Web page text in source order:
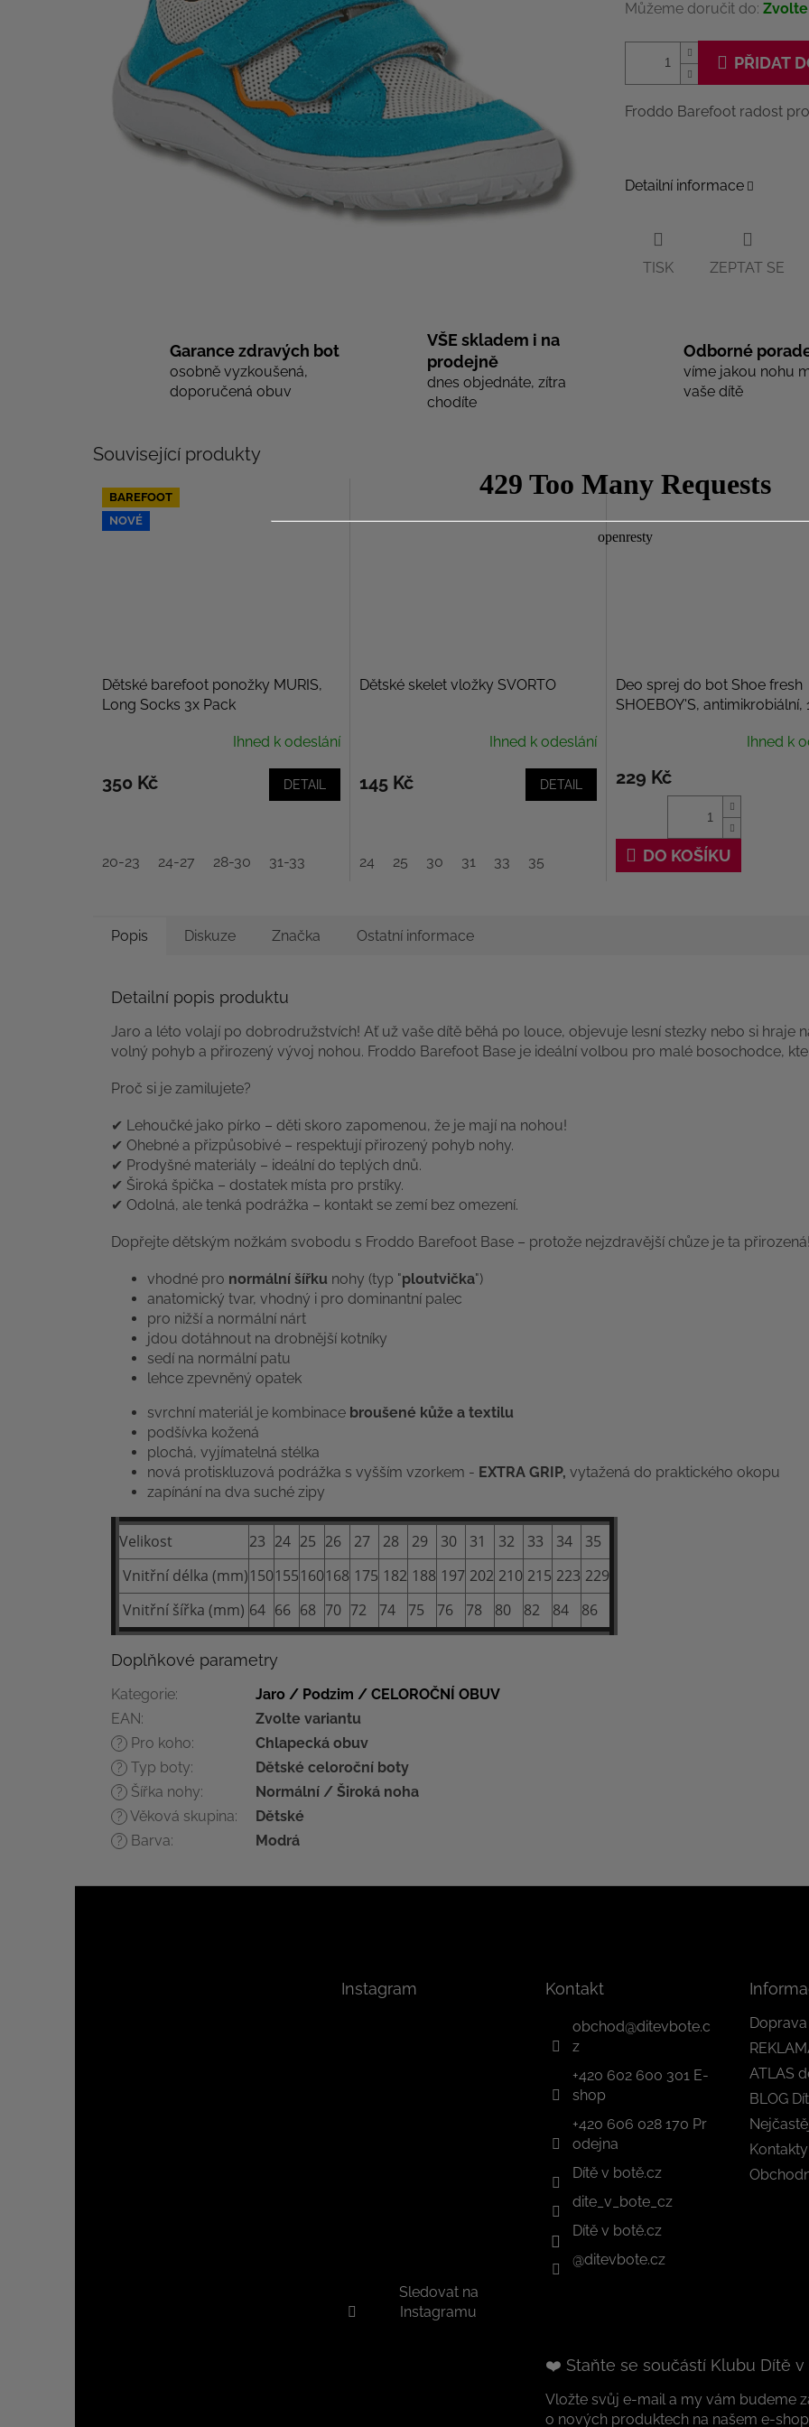
Můžeme doručit do:
PŘIDAT
Froddo Barefoot radost
Detailní informace
TISK ZEPTAT SE
Garance zdravých bot
osobně vyzkoušená,
doporučená obuv
VŠE skladem i na
prodejně
dnes objednáte, zítra
chodíte
Odborné
víme jakou nohu
vaše dítě
Související produkty
BAREFOOT
NOVÉ
Dětské barefoot ponožky MURIS,
Long Socks 3x Pack
Ihned k odeslání
350 Kč DETAIL
20-23 24-27 28-30 31-33
Dětské skelet vložky SVORTO
Ihned k odeslání
145 Kč DETAIL
24 25 30 31 33 35
Deo sprej do bot Shoe fresh
SHOEBOY'S, antimikrobiální,
Ihned k
229 Kč
DO KOŠÍKU
Popis Diskuze Značka Ostatní informace
Detailní popis produktu
Jaro a léto volají po dobrodružstvích! Ať už vaše dítě běhá po louce, objevuje lesní stezky nebo si hraje
volný pohyb a přirozený vývoj nohou. Froddo Barefoot Base je ideální volbou pro malé bosochodce,
Proč si je zamilujete?
✔ Lehoučké jako pírko – děti skoro zapomenou, že je mají na nohou!
✔ Ohebné a přizpůsobivé – respektují přirozený pohyb nohy.
✔ Prodyšné materiály – ideální do teplých dnů.
✔ Široká špička – dostatek místa pro prstíky.
✔ Odolná, ale tenká podrážka – kontakt se zemí bez omezení.
Dopřejte dětským nožkám svobodu s Froddo Barefoot Base – protože nejzdravější chůze je ta
vhodné pro normální šířku nohy (typ "ploutvička")
anatomický tvar, vhodný i pro dominantní palec
pro nižší a normální nárt
jdou dotáhnout na drobnější kotníky
sedí na normální patu
lehce zpevněný opatek
svrchní materiál je kombinace broušené kůže a textilu
podšívka kožená
plochá, vyjímatelná stélka
nová protiskluzová podrážka s vyšším vzorkem - EXTRA GRIP, vytažená do praktického okopu
zapínání na dva suché zipy
Velikost 23 24 25 26 27 28 29 30 31 32 33 34
35
Vnitřní délka (mm)150155160168 175 182 188 197 202 210 215 223 229
Vnitřní šířka (mm) 64 66 68 70 72 74 75 76 78 80 82 84 86
Doplňkové parametry
Kategorie:
Jaro / Podzim / CELOROČNÍ OBUV
EAN: Zvolte variantu
? Pro koho: Chlapecká obuv
? Typ boty: Dětské celoroční boty
? Šířka nohy: Normální / Široká noha
? Věková skupina: Dětské
? Barva: Modrá
Instagram
Sledovat na
Instagramu
Kontakt
obchod@ditevbote.c
z
+420 602 600 301 E-
shop
+420 606 028 170 Pr
odejna
Dítě v botě.cz
dite_v_bote_cz
Dítě v botě.cz
@ditevbote.cz
ATLAS
BLOG
Kontakty
❤️ Staňte se součástí Klubu Dítě v
Vložte svůj e-mail a my vám budeme
o nových produktech na našem e-